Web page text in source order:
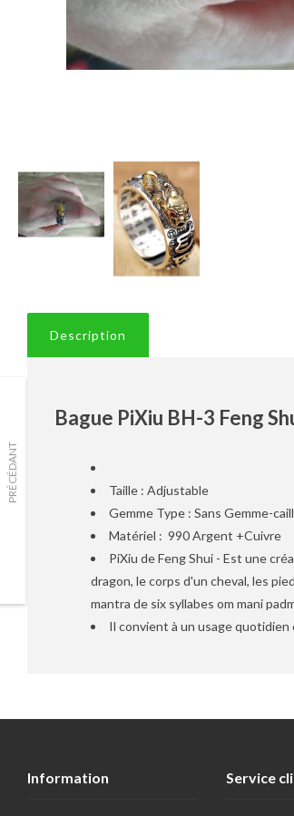
PRÉCÉDANT
Description
Bague PiXiu BH-3 Feng
Taille : Adjustable
Gemme Type : Sans Gemme-
Matériel : 990 Argent +Cuivre
PiXiu de Feng Shui - Est une
dragon, le corps d'un cheval, les
mantra de six syllabes om mani
Il convient à un usage quotidien
Information Service